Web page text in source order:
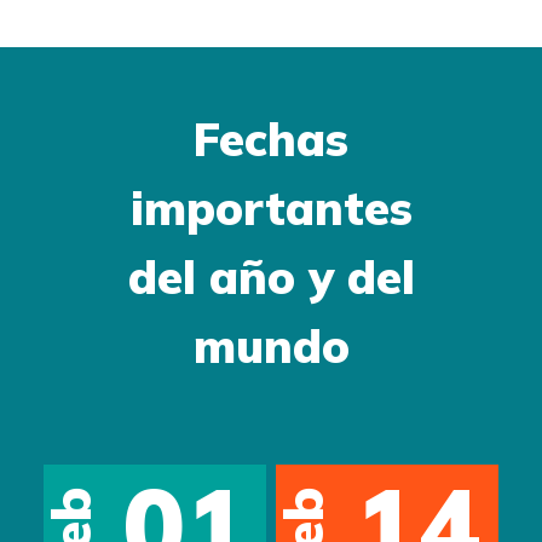
Fechas
importantes
del año y del
mundo